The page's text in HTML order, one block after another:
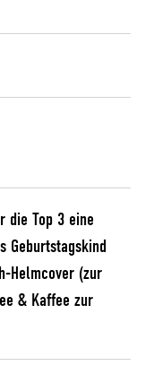
die Top 3 eine
Geburtstagskind
Helmcover (zur
& Kaffee zur